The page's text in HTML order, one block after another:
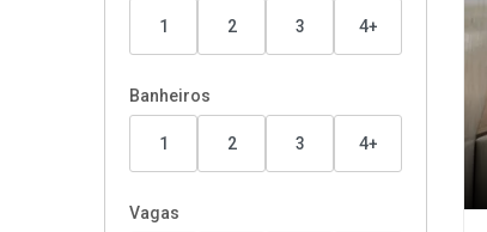
1 2 3 4+
Banheiros
1 2 3 4+
Vagas